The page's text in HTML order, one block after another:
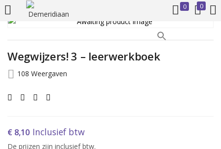
0 0
INLOGGEN REGISTREREN
Voer uw gebruikersnaam en wachtwoord in om in te loggen.
Onthoud mij
Wegwijzers! 3 – leerwerkboek
108 Weergaven
€ 8,10 Inclusief btw
De prijzen zijn inclusief btw.